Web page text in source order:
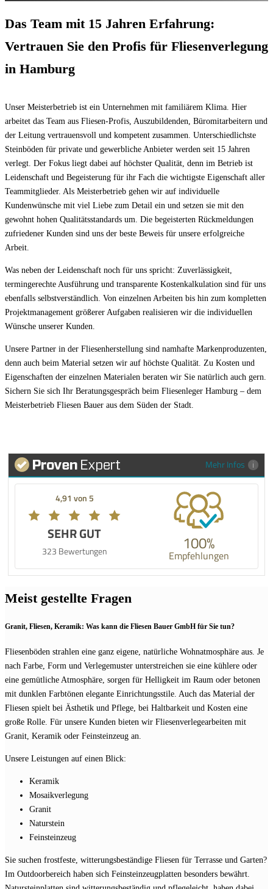
Das Team mit 15 Jahren Erfahrung:
Vertrauen Sie den Profis für Fliesenverlegung
in Hamburg
Unser Meisterbetrieb ist ein Unternehmen mit familiärem Klima. Hier
arbeitet das Team aus Fliesen-Profis, Auszubildenden, Büromitarbeitern und
der Leitung vertrauensvoll und kompetent zusammen. Unterschiedlichste
Steinböden für private und gewerbliche Anbieter werden seit 15 Jahren
verlegt. Der Fokus liegt dabei auf höchster Qualität, denn im Betrieb ist
Leidenschaft und Begeisterung für ihr Fach die wichtigste Eigenschaft aller
Teammitglieder. Als Meisterbetrieb gehen wir auf individuelle
Kundenwünsche mit viel Liebe zum Detail ein und setzen sie mit den
gewohnt hohen Qualitätsstandards um. Die begeisterten Rückmeldungen
zufriedener Kunden sind uns der beste Beweis für unsere erfolgreiche
Arbeit.
Was neben der Leidenschaft noch für uns spricht: Zuverlässigkeit,
termingerechte Ausführung und transparente Kostenkalkulation sind für uns
ebenfalls selbstverständlich. Von einzelnen Arbeiten bis hin zum kompletten
Projektmanagement größerer Aufgaben realisieren wir die individuellen
Wünsche unserer Kunden.
Unsere Partner in der Fliesenherstellung sind namhafte Markenproduzenten,
denn auch beim Material setzen wir auf höchste Qualität. Zu Kosten und
Eigenschaften der einzelnen Materialen beraten wir Sie natürlich auch gern.
Sichern Sie sich Ihr Beratungsgespräch beim Fliesenleger Hamburg – dem
Meisterbetrieb Fliesen Bauer aus dem Süden der Stadt.
Mehr Infos
4,91 von 5
SEHR GUT
323 Bewertungen 100%
Empfehlungen
Meist gestellte Fragen
Granit, Fliesen, Keramik: Was kann die Fliesen Bauer GmbH für Sie tun?
Fliesenböden strahlen eine ganz eigene, natürliche Wohnatmosphäre aus. Je
nach Farbe, Form und Verlegemuster unterstreichen sie eine kühlere oder
eine gemütliche Atmosphäre, sorgen für Helligkeit im Raum oder betonen
mit dunklen Farbtönen elegante Einrichtungsstile. Auch das Material der
Fliesen spielt bei Ästhetik und Pflege, bei Haltbarkeit und Kosten eine
große Rolle. Für unsere Kunden bieten wir Fliesenverlegearbeiten mit
Granit, Keramik oder Feinsteinzeug an.
Unsere Leistungen auf einen Blick:
Keramik
Mosaikverlegung
Granit
Naturstein
Feinsteinzeug
Sie suchen frostfeste, witterungsbeständige Fliesen für Terrasse und Garten?
Im Outdoorbereich haben sich Feinsteinzeugplatten besonders bewährt.